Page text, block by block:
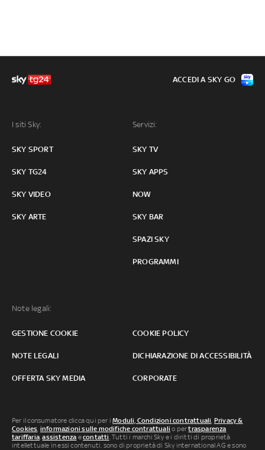
I siti Sky:
SKY SPORT
SKY TG24
SKY VIDEO
SKY ARTE
Servizi:
SKY TV
SKY APPS
NOW
SKY BAR
SPAZI SKY
PROGRAMMI
Note legali:
GESTIONE COOKIE COOKIE POLICY
NOTE LEGALI DICHIARAZIONE DI ACCESSIBILITÀ
OFFERTA SKY MEDIA CORPORATE
ACCEDI A SKY GO
Per il consumatore clicca qui per iModuli, Condizioni contrattuali, Privacy &
Cookies, informazioni sulle modifiche contrattuali o pertrasparenza
tariffaria,assistenza econtatti. Tutti i marchi Sky e i diritti di proprietà
intellettuale in essi contenuti, sono di proprietà di Sky international AG e sono